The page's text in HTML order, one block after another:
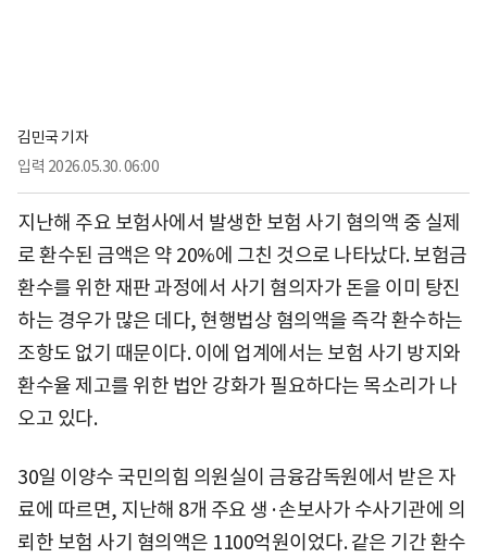
김민국 기자
입력 2026.05.30. 06:00
지난해 주요 보험사에서 발생한 보험 사기 혐의액 중 실제
로 환수된 금액은 약 20%에 그친 것으로 나타났다. 보험금
환수를 위한 재판 과정에서 사기 혐의자가 돈을 이미 탕진
하는 경우가 많은 데다, 현행법상 혐의액을 즉각 환수하는
조항도 없기 때문이다. 이에 업계에서는 보험 사기 방지와
환수율 제고를 위한 법안 강화가 필요하다는 목소리가 나
오고 있다.
30일 이양수 국민의힘 의원실이 금융감독원에서 받은 자
료에 따르면, 지난해 8개 주요 생·손보사가 수사기관에 의
뢰한 보험 사기 혐의액은 1100억원이었다. 같은 기간 환수